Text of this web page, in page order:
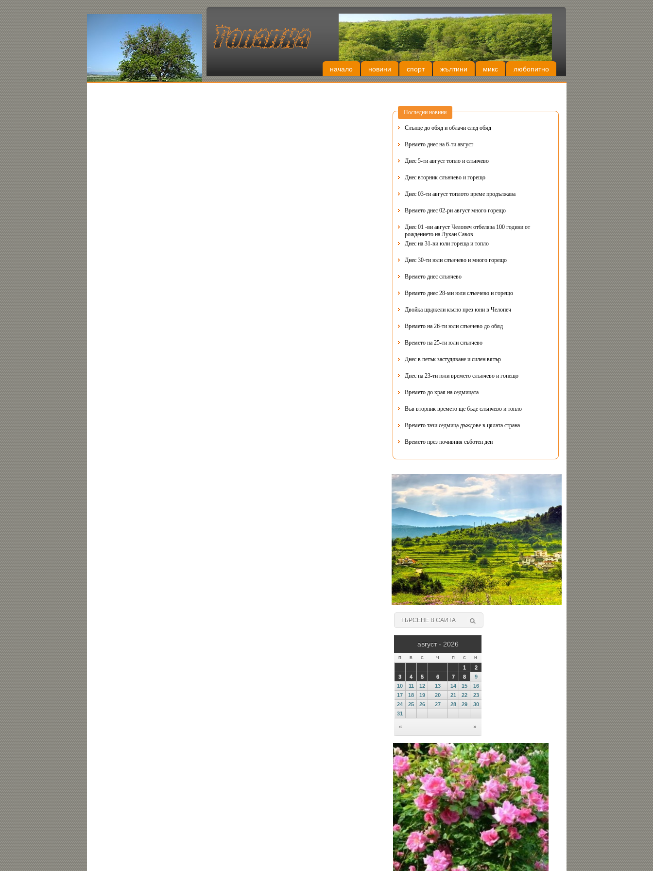
начало новини спорт жълтини микс любопитно
Последни новини
Слънце до обяд и облачи след обяд
Времето днес на 6-ти август
Днес 5-ти август топло и слънчево
Днес вторник слънчево и горещо
Днес 03-ти август топлото време продължава
Времето днес 02-ри август много горещо
Днес 01 -ви август Челопеч отбеляза 100 години от
рождението на Лукан Савов
Днес на 31-ви юли гореща и топло
Днес 30-ти юли слънчево и много горещо
Времето днес слънчево
Времето днес 28-ми юли слъвчево и горещо
Двойка щъркели късно през юни в Челопеч
Времето на 26-ти юли слънчево до обяд
Времето на 25-ти юли слънчево
Днес в петък застудяване и силен вятър
Днес на 23-ти юли времето слънчево и гопещо
Времето до края на седмицата
Във вторник времето ще бъде слънчево и топло
Времето тази седмица дъждове в цялата страна
Времето през почивния съботен ден